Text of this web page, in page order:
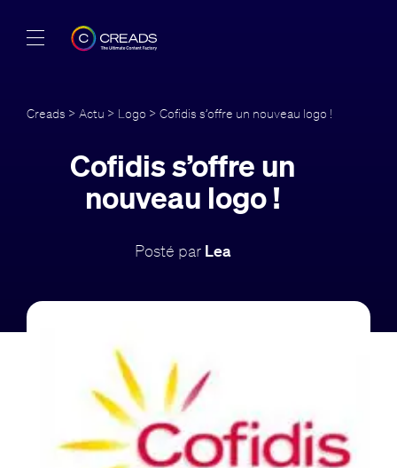
À propos
Creads > Actu > Logo > Cofidis s’offre un nouveau logo !
Cofidis s’offre un
nouveau logo !
Posté par Lea